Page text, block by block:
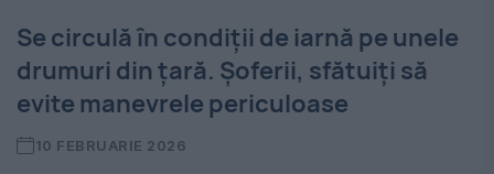
Se circulă în condiții de iarnă pe unele
drumuri din țară. Șoferii, sfătuiți să
evite manevrele periculoase
10 FEBRUARIE 2026